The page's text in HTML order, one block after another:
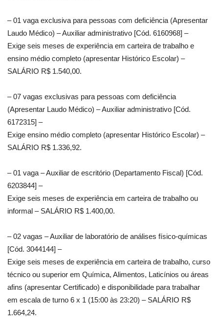
– 01 vaga exclusiva para pessoas com deficiência (Apresentar
Laudo Médico) – Auxiliar administrativo [Cód. 6160968] –
Exige seis meses de experiência em carteira de trabalho e
ensino médio completo (apresentar Histórico Escolar) –
SALÁRIO R$ 1.540,00.
– 07 vagas exclusivas para pessoas com deficiência
(Apresentar Laudo Médico) – Auxiliar administrativo [Cód.
6172315] –
Exige ensino médio completo (apresentar Histórico Escolar) –
SALÁRIO R$ 1.336,92.
– 01 vaga – Auxiliar de escritório (Departamento Fiscal) [Cód.
6203844] –
Exige seis meses de experiência em carteira de trabalho ou
informal – SALÁRIO R$ 1.400,00.
– 02 vagas – Auxiliar de laboratório de análises físico-químicas
[Cód. 3044144] –
Exige seis meses de experiência em carteira de trabalho, curso
técnico ou superior em Química, Alimentos, Laticínios ou áreas
afins (apresentar Certificado) e disponibilidade para trabalhar
em escala de turno 6 x 1 (15:00 às 23:20) – SALÁRIO R$
1.664,24.